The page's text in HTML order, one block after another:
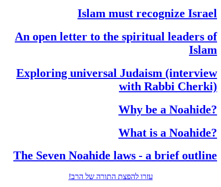
Islam must recognize Israel
An open letter to the spiritual leaders of
Islam
Exploring universal Judaism (interview
with Rabbi Cherki)
?Why be a Noahide
?What is a Noahide
The Seven Noahide laws - a brief outline
עזרו להפצת התורה של הרב!